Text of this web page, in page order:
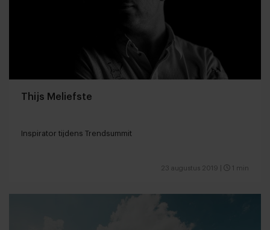
Thijs Meliefste
Inspirator tijdens Trendsummit
23 augustus 2019 1 min